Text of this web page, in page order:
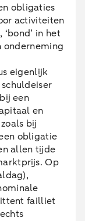
obligaties
activiteiten
in het
onderneming
eigenlijk
een
en
bij
obligatie
allen tijde
Op
failliet